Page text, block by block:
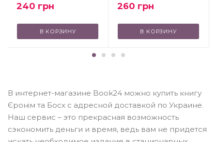
240 грн
В КОРЗИНУ
260 грн
В КОРЗИНУ
В интернет-магазине Book24 можно купить книгу
Єронім та Босх с адресной доставкой по Украине.
Наш сервис – это прекрасная возможность
сэкономить деньги и время, ведь вам не придется